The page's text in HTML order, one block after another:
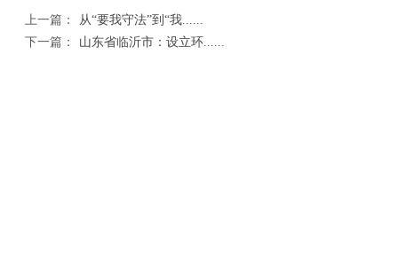
上一篇：
从“要我守法”到“我......
下一篇：
山东省临沂市：设立环......